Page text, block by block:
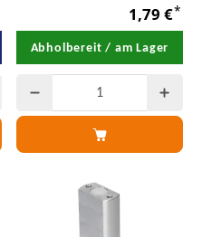
1,79 €*
Abholbereit / am Lager